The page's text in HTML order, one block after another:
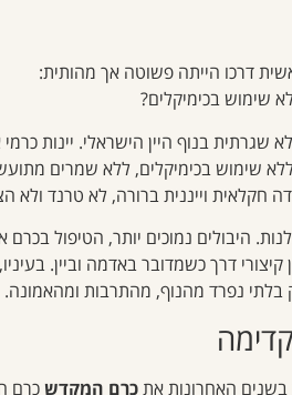
דרכו הייתה פשוטה אך מהותית:
שימוש בכימיקלים?
בנוף היין הישראלי. יינות
שימוש בכימיקלים, ללא שמרים
חקלאית וייננית ברורה, לא טרנד ולא
היבולים נמוכים יותר, הטיפול בכרם
דרך כשמדובר באדמה וביין. בעיניו,
בלתי נפרד מהנוף, מהתרבות ומהאמונה.
האחרונות אתכרם המקדשכרם